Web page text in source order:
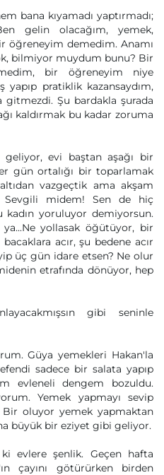
bana kıyamadı yaptırmadı;
gelin olacağım, yemek,
öğreneyim demedim. Anamı
bilmiyor muydum bunu? Bir
bir öğreneyim niye
pratiklik kazansaydım,
Şu bardakla şurada
kaldırmak bu kadar zoruma
geliyor, evi baştan aşağı bir
gün ortalığı bir toparlamak
vazgeçtik ama akşam
Sevgili midem! Sen de hiç
kadın yoruluyor demiyorsun.
yollasak öğütüyor, bir
acır, şu bedene acır
üç gün idare etsen? Ne olur
etrafında dönüyor, hep
gibi seninle
Güya yemekleri Hakan'la
sadece bir salata yapıp
evleneli dengem bozuldu.
Yemek yapmayı sevip
Bir oluyor yemek yapmaktan
büyük bir eziyet gibi geliyor.
evlere şenlik. Geçen hafta
çayını götürürken birden